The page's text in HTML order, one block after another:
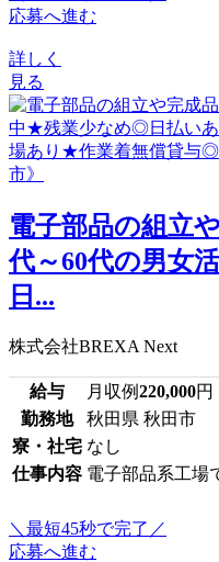
応募へ進む
詳しく
見る
電子部品の組立
代～60代の男女
日...
株式会社BREXA Next
給与 月収例220,000円
勤務地
秋田県 秋田市
寮・社宅 なし
仕事内容 電子部品系工場
＼最短45秒で完了／
応募へ進む